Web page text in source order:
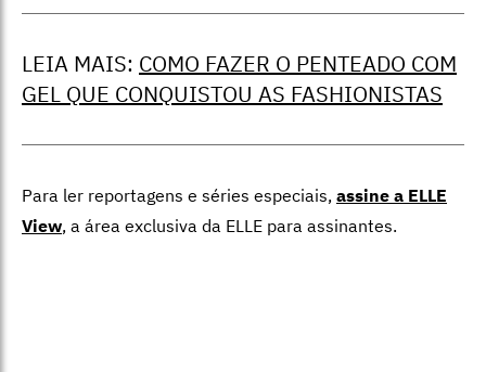
LEIA MAIS: COMO FAZER O PENTEADO COM
GEL QUE CONQUISTOU AS FASHIONISTAS
Para ler reportagens e séries especiais, assine a ELLE
View, a área exclusiva da ELLE para assinantes.